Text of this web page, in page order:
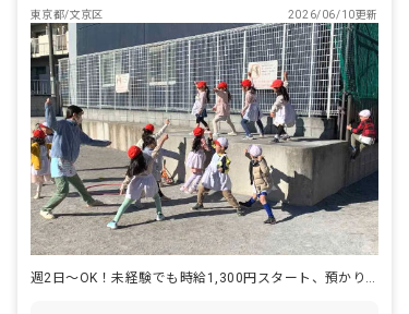
東京都/文京区
2026/06/10更新